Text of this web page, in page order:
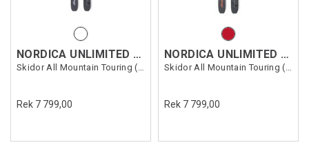
NORDICA UNLIMITED 94
Skidor All Mountain Touring (flat)
Rek 7 799,00
NORDICA UNLIMITED 94
Skidor All Mountain Touring (flat)
Rek 7 799,00